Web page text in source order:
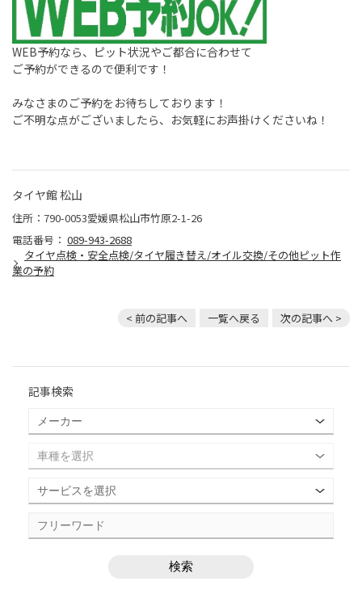
WEB予約なら、ピット状況やご都合に合わせて
ご予約ができるので便利です！
みなさまのご予約をお待ちしております！
ご不明な点がございましたら、お気軽にお声掛けくださいね！
タイヤ館 松山
住所：790-0053愛媛県松山市竹原2-1-26
電話番号： 089-943-2688
タイヤ点検・安全点検/タイヤ履き替え/オイル交換/その他ピット作
業の予約
< 前の記事へ 一覧へ戻る 次の記事へ >
記事検索